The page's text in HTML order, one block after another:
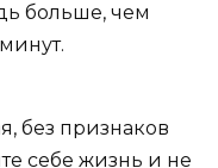
больше, чем
без признаков
себе жизнь и не